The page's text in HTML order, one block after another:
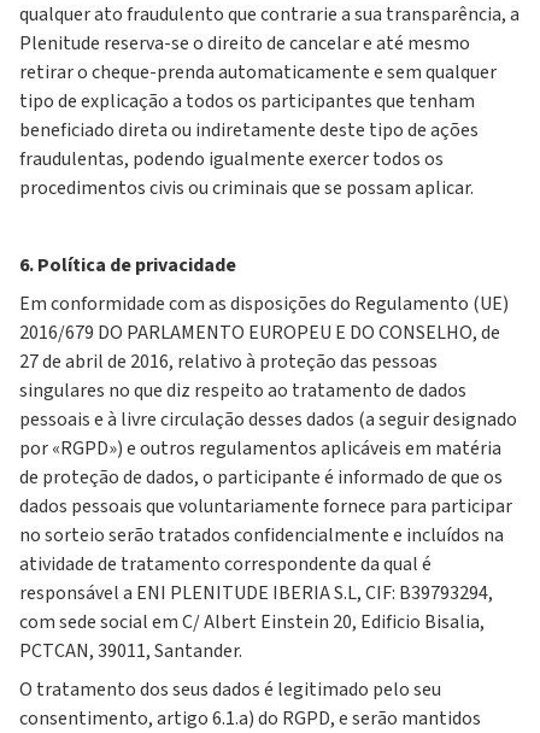
qualquer ato fraudulento que contrarie a sua transparência, a
Plenitude reserva-se o direito de cancelar e até mesmo
retirar o cheque-prenda automaticamente e sem qualquer
tipo de explicação a todos os participantes que tenham
beneficiado direta ou indiretamente deste tipo de ações
fraudulentas, podendo igualmente exercer todos os
procedimentos civis ou criminais que se possam aplicar.
6. Política de privacidade
Em conformidade com as disposições do Regulamento (UE)
2016/679 DO PARLAMENTO EUROPEU E DO CONSELHO, de
27 de abril de 2016, relativo à proteção das pessoas
singulares no que diz respeito ao tratamento de dados
pessoais e à livre circulação desses dados (a seguir designado
por «RGPD») e outros regulamentos aplicáveis em matéria
de proteção de dados, o participante é informado de que os
dados pessoais que voluntariamente fornece para participar
no sorteio serão tratados confidencialmente e incluídos na
atividade de tratamento correspondente da qual é
responsável a ENI PLENITUDE IBERIA S.L, CIF: B39793294,
com sede social em C/ Albert Einstein 20, Edificio Bisalia,
PCTCAN, 39011, Santander.
O tratamento dos seus dados é legitimado pelo seu
consentimento, artigo 6.1.a) do RGPD, e serão mantidos